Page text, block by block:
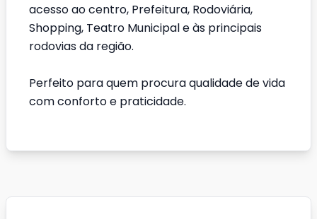
acesso ao centro, Prefeitura, Rodoviária,
Shopping, Teatro Municipal e às principais
rodovias da região.
Perfeito para quem procura qualidade de vida
com conforto e praticidade.